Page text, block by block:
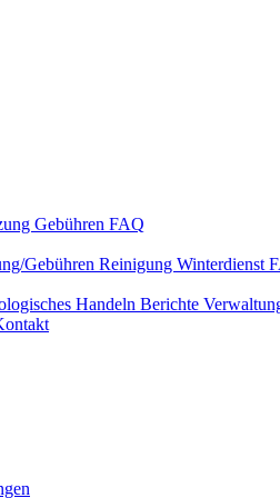
Gebühren FAQ
Gebühren Reinigung Winterdienst
Handeln Berichte